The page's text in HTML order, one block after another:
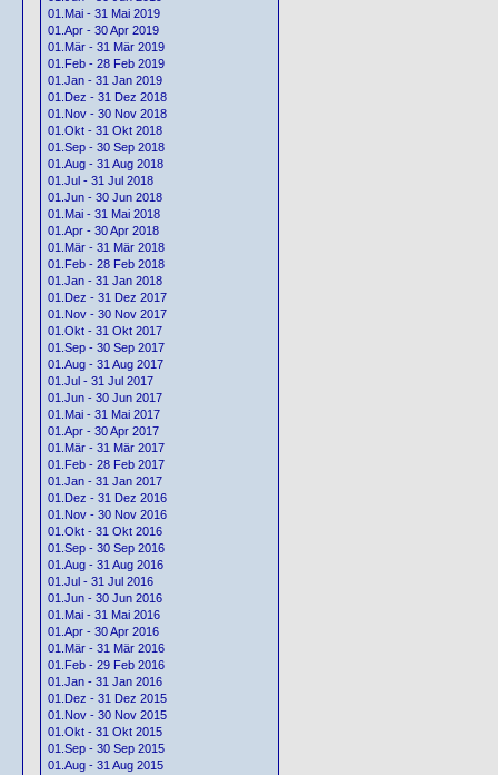
01.Mai - 31 Mai 2019
01.Apr - 30 Apr 2019
01.Mär - 31 Mär 2019
01.Feb - 28 Feb 2019
01.Jan - 31 Jan 2019
01.Dez - 31 Dez 2018
01.Nov - 30 Nov 2018
01.Okt - 31 Okt 2018
01.Sep - 30 Sep 2018
01.Aug - 31 Aug 2018
01.Jul - 31 Jul 2018
01.Jun - 30 Jun 2018
01.Mai - 31 Mai 2018
01.Apr - 30 Apr 2018
01.Mär - 31 Mär 2018
01.Feb - 28 Feb 2018
01.Jan - 31 Jan 2018
01.Dez - 31 Dez 2017
01.Nov - 30 Nov 2017
01.Okt - 31 Okt 2017
01.Sep - 30 Sep 2017
01.Aug - 31 Aug 2017
01.Jul - 31 Jul 2017
01.Jun - 30 Jun 2017
01.Mai - 31 Mai 2017
01.Apr - 30 Apr 2017
01.Mär - 31 Mär 2017
01.Feb - 28 Feb 2017
01.Jan - 31 Jan 2017
01.Dez - 31 Dez 2016
01.Nov - 30 Nov 2016
01.Okt - 31 Okt 2016
01.Sep - 30 Sep 2016
01.Aug - 31 Aug 2016
01.Jul - 31 Jul 2016
01.Jun - 30 Jun 2016
01.Mai - 31 Mai 2016
01.Apr - 30 Apr 2016
01.Mär - 31 Mär 2016
01.Feb - 29 Feb 2016
01.Jan - 31 Jan 2016
01.Dez - 31 Dez 2015
01.Nov - 30 Nov 2015
01.Okt - 31 Okt 2015
01.Sep - 30 Sep 2015
01.Aug - 31 Aug 2015